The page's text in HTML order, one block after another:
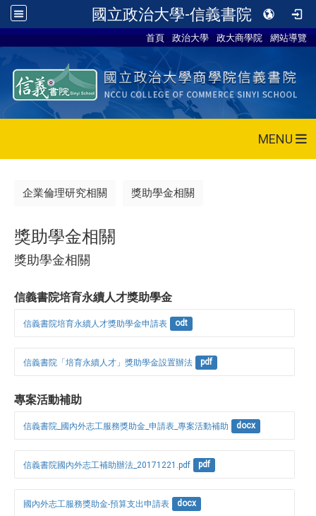
國立政治大學-信義書院
首頁 政治大學 政大商學院 網站導覽
MENU
企業倫理研究相關 獎助學金相關
獎助學金相關
獎助學金相關
信義書院培育永續人才獎助學金
信義書院培育永續人才獎助學金申請表 odt
信義書院「培育永續人才」獎助學金設置辦法 pdf
專案活動補助
信義書院_國內外志工服務獎助金_申請表_專案活動補助 docx
信義書院國內外志工補助辦法_20171221.pdf pdf
國內外志工服務獎助金-預算支出申請表 docx